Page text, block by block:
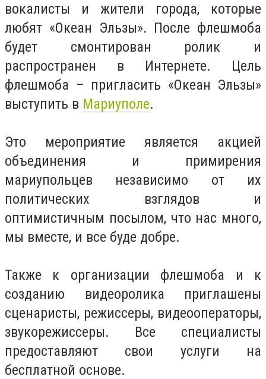
вокалисты и жители города, которые
любят «Океан Эльзы». После флешмоба
будет смонтирован ролик и
распространен в Интернете. Цель
флешмоба – пригласить «Океан Эльзы»
выступить в Мариуполе.
Это мероприятие является акцией
объединения и примирения
мариупольцев независимо от их
политических взглядов и
оптимистичным посылом, что нас много,
мы вместе, и все буде добре.
Также к организации флешмоба и к
созданию видеоролика приглашены
сценаристы, режиссеры, видеооператоры,
звукорежиссеры. Все специалисты
предоставляют свои услуги на
бесплатной основе.